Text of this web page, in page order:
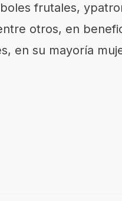
frutales,
otros, en
en su mayoría